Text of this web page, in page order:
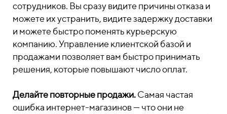
сотрудников. Вы сразу видите причины отказа и
можете их устранить, видите задержку доставки
и можете быстро поменять курьерскую
компанию. Управление клиентской базой и
продажами позволяет вам быстро принимать
решения, которые повышают число оплат.
Делайте повторные продажи.Самая частая
ошибка интернет-магазинов — что они не